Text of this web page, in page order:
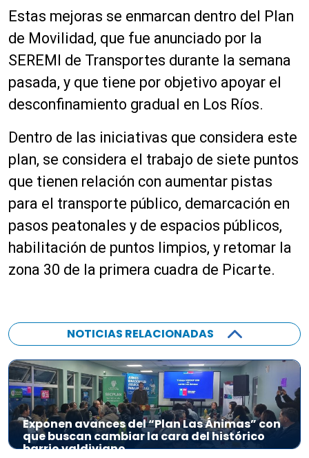
Estas mejoras se enmarcan dentro del Plan
de Movilidad, que fue anunciado por la
SEREMI de Transportes durante la semana
pasada, y que tiene por objetivo apoyar el
desconfinamiento gradual en Los Ríos.
Dentro de las iniciativas que considera este
plan, se considera el trabajo de siete puntos
que tienen relación con aumentar pistas
para el transporte público, demarcación en
pasos peatonales y de espacios públicos,
habilitación de puntos limpios, y retomar la
zona 30 de la primera cuadra de Picarte.
NOTICIAS RELACIONADAS
Exponen avances del “Plan Las Ánimas” con
que buscan cambiar la cara del histórico
barrio valdiviano